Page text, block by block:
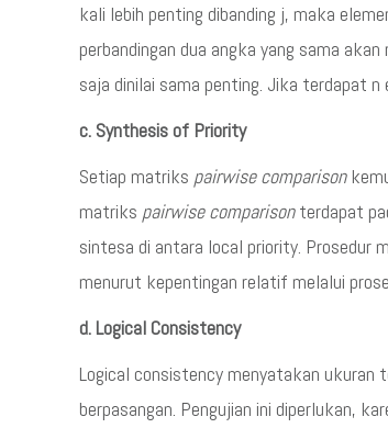
kali lebih penting dibanding j, maka
perbandingan dua angka yang sama
saja dinilai sama penting. Jika terdapat
c. Synthesis of Priority
Setiap matriks pairwise comparison
matriks pairwise comparisonterdapat
sintesa di antara local priority. Prosedur
menurut kepentingan relatif melalui
d. Logical Consistency
Logical consistency menyatakan ukuran
berpasangan. Pengujian ini diperlukan,